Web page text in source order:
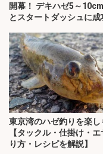
開幕！ デキハゼ5～
とスタートダッシュに成
東京湾のハゼ釣りを楽
【タックル・仕掛け・
り方・レシピを解説】